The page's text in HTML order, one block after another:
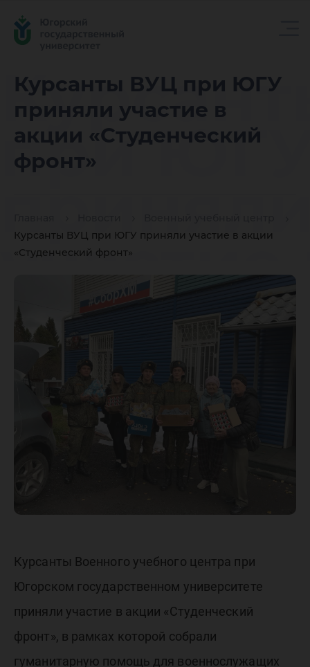
Курсанты ВУЦ при ЮГУ
приняли участие в
акции «Студенческий
фронт»
Курсанты ВУЦ при ЮГУ приняли участие в акции
«Студенческий фронт»
при
участие
акции
фронт»
Курсанты Военного учебного центра при
Югорском государственном университете
приняли участие в акции «Студенческий
фронт», в рамках которой собрали
гуманитарную помощь для военнослужащих